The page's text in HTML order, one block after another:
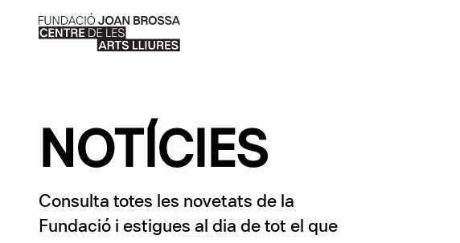
NOTÍCIES
Consulta totes les novetats de la
Fundació i estigues al dia de tot el que